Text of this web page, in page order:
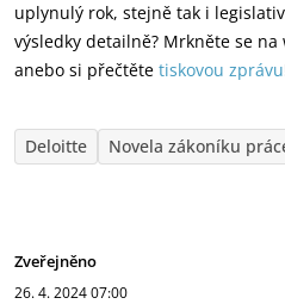
uplynulý rok, stejně tak i
výsledky detailně? Mrkněte se na
anebo si přečtěte tiskovou zprávu
Deloitte Novela zákoníku
Zveřejněno
26. 4. 202407:00